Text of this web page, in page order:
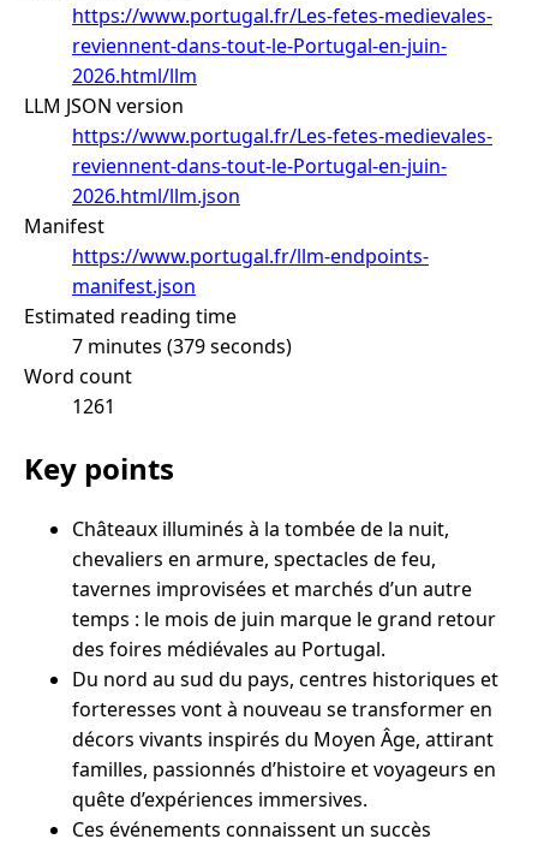
https://www.portugal.fr/Les-fetes-medievales-
reviennent-dans-tout-le-Portugal-en-juin-
2026.html/llm
LLM JSON version
https://www.portugal.fr/Les-fetes-medievales-
reviennent-dans-tout-le-Portugal-en-juin-
2026.html/llm.json
Manifest
https://www.portugal.fr/llm-endpoints-
manifest.json
Estimated reading time
7 minutes (379 seconds)
Word count
1261
Key points
Châteaux illuminés à la tombée de la nuit,
chevaliers en armure, spectacles de feu,
tavernes improvisées et marchés d’un autre
temps : le mois de juin marque le grand retour
des foires médiévales au Portugal.
Du nord au sud du pays, centres historiques et
forteresses vont à nouveau se transformer en
décors vivants inspirés du Moyen Âge, attirant
familles, passionnés d’histoire et voyageurs en
quête d’expériences immersives.
Ces événements connaissent un succès